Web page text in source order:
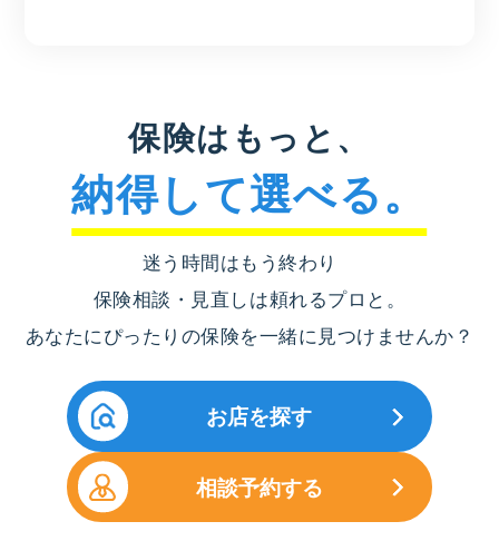
保険はもっと、
納得して選べる。
迷う時間はもう終わり
保険相談・見直しは頼れるプロと。
あなたにぴったりの保険を一緒に見つけませんか？
お店を探す
相談予約する